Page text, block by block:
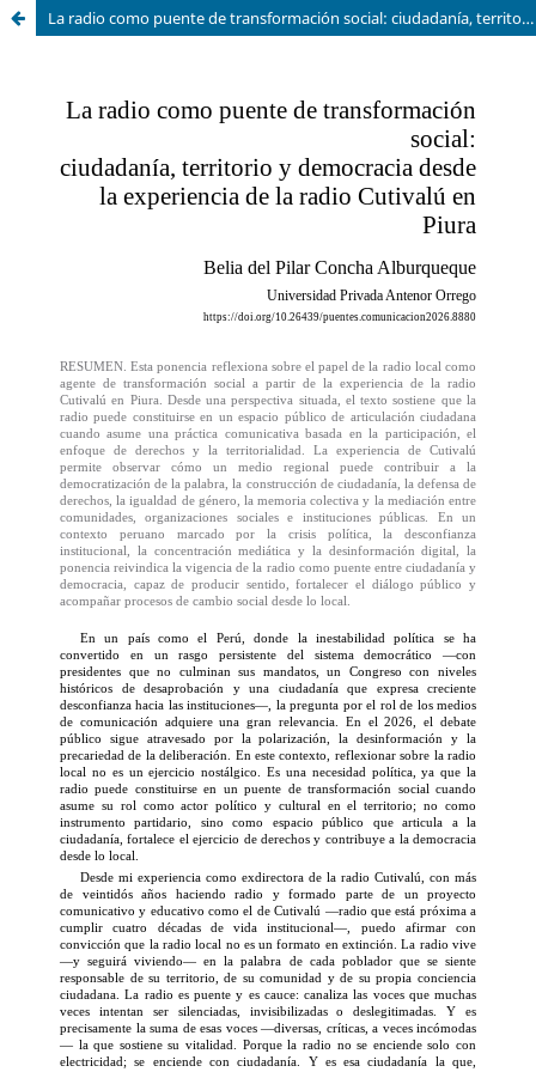
La radio como puente de transformación social: ciudadanía, territorio y democracia desde la experiencia de la Radio Cutivalú en Piura